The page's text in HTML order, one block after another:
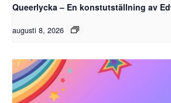
Queerlycka – En konstutställning av
augusti 8, 2026